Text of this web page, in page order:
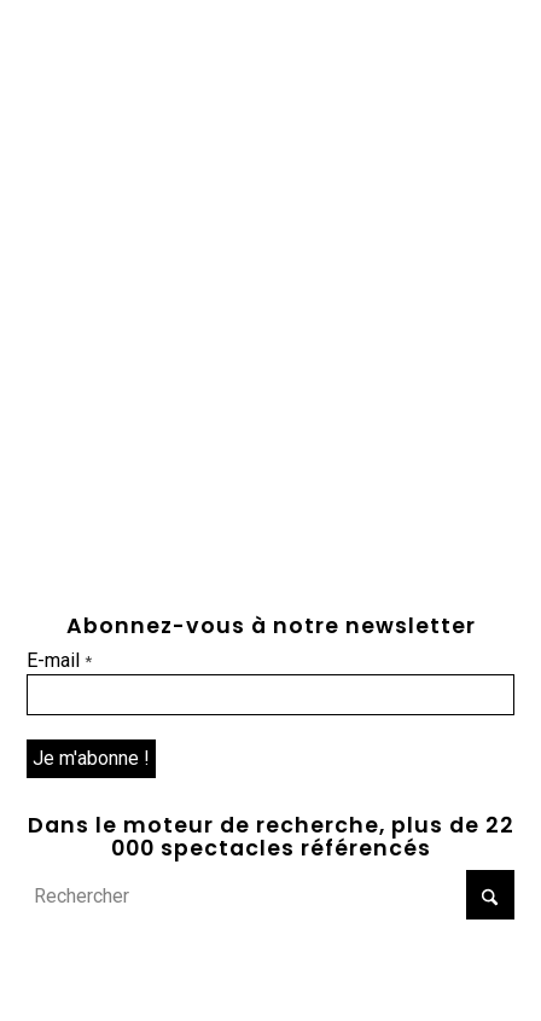
Abonnez-vous à notre newsletter
E-mail*
Dans le moteur de recherche, plus de 22
000 spectacles référencés